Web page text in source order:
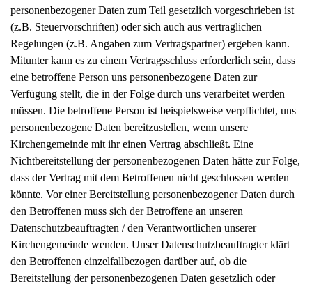
personenbezogener Daten zum Teil gesetzlich vorgeschrieben ist
(z.B. Steuervorschriften) oder sich auch aus vertraglichen
Regelungen (z.B. Angaben zum Vertragspartner) ergeben kann.
Mitunter kann es zu einem Vertragsschluss erforderlich sein, dass
eine betroffene Person uns personenbezogene Daten zur
Verfügung stellt, die in der Folge durch uns verarbeitet werden
müssen. Die betroffene Person ist beispielsweise verpflichtet, uns
personenbezogene Daten bereitzustellen, wenn unsere
Kirchengemeinde mit ihr einen Vertrag abschließt. Eine
Nichtbereitstellung der personenbezogenen Daten hätte zur Folge,
dass der Vertrag mit dem Betroffenen nicht geschlossen werden
könnte. Vor einer Bereitstellung personenbezogener Daten durch
den Betroffenen muss sich der Betroffene an unseren
Datenschutzbeauftragten / den Verantwortlichen unserer
Kirchengemeinde wenden. Unser Datenschutzbeauftragter klärt
den Betroffenen einzelfallbezogen darüber auf, ob die
Bereitstellung der personenbezogenen Daten gesetzlich oder